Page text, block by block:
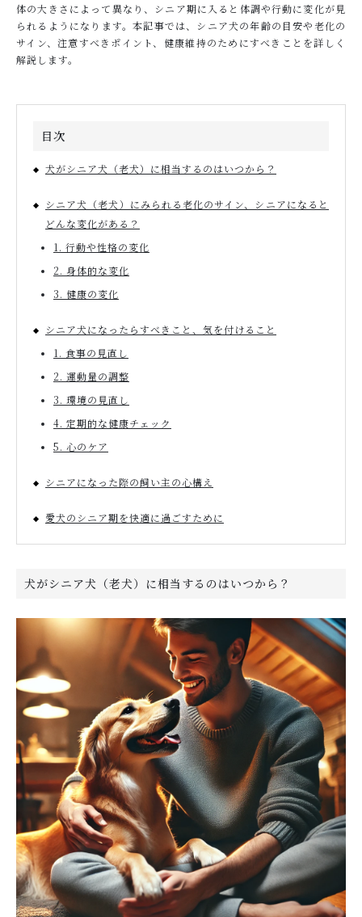
お問い合わせ
体の大きさによって異なり、シニア期に入ると体調や行動に変化が見
られるようになります。本記事では、シニア犬の年齢の目安や老化の
サイン、注意すべきポイント、健康維持のためにすべきことを詳しく
解説します。
目次
犬がシニア犬（老犬）に相当するのはいつから？
シニア犬（老犬）にみられる老化のサイン、シニアになると
どんな変化がある？
1. 行動や性格の変化
2. 身体的な変化
3. 健康の変化
シニア犬になったらすべきこと、気を付けること
1. 食事の見直し
2. 運動量の調整
3. 環境の見直し
4. 定期的な健康チェック
5. 心のケア
シニアになった際の飼い主の心構え
愛犬のシニア期を快適に過ごすために
犬がシニア犬（老犬）に相当するのはいつから？